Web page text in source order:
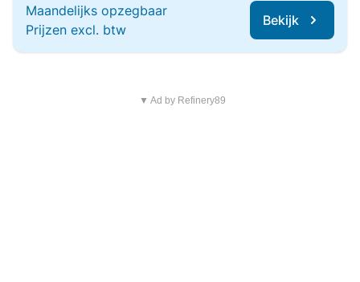
Maandelijks opzegbaar
Prijzen excl. btw
Bekijk
▼ Ad by Refinery89